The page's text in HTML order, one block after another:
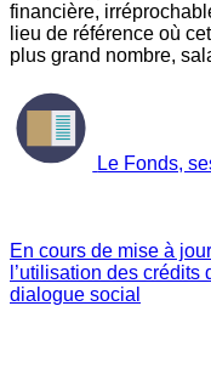
financière,
lieu de référence où
plus grand nombre,
Le Fonds,
En cours de mise à jour
l’utilisation des
dialogue social